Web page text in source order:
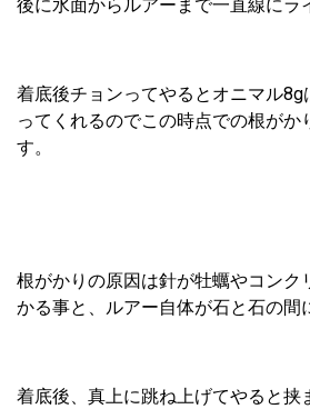
後に水面からルアーまで一直線にラ
着底後チョンってやるとオニマル
ってくれるのでこの時点での根がか
す。
根がかりの原因は針が牡蠣やコンク
かる事と、ルアー自体が石と石の間
着底後、真上に跳ね上げてやると挟